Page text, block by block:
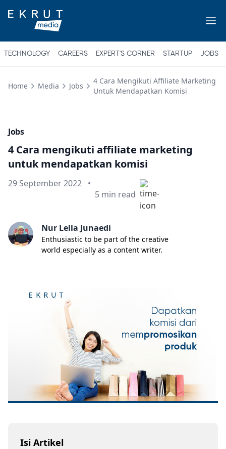
TECHNOLOGY CAREERS EXPERT'S CORNER STARTUP JOBS
Home Media Jobs
4 Cara Mengikuti Affiliate Marketing
Untuk Mendapatkan Komisi
Jobs
4 Cara mengikuti affiliate marketing
untuk mendapatkan komisi
Published on
29 September 2022 •
Min read
5 min read
Nur Lella Junaedi
Enthusiastic to be part of the creative
world especially as a content writer.
Isi Artikel